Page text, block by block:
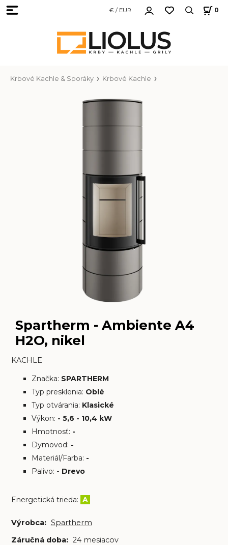
€ / EUR 0
Krbové Kachle & Sporáky Krbové Kachle
Spartherm - Ambiente A4
H2O, nikel
KACHLE
Značka: SPARTHERM
Typ presklenia: Oblé
Typ otvárania: Klasické
Výkon: - 5,6 - 10,4 kW
Hmotnosť: -
Dymovod: -
Materiál/Farba: -
Palivo: - Drevo
Energetická trieda: A
Výrobca: Spartherm
Záručná doba: 24 mesiacov